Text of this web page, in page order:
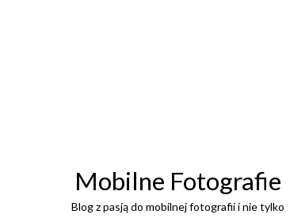
Mobilne Fotografie
Blog z pasją do mobilnej fotografii i nie tylko